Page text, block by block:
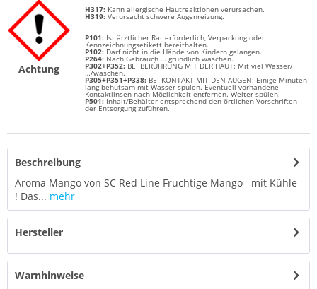
Achtung
H317: Kann allergische Hautreaktionen verursachen.
H319: Verursacht schwere Augenreizung.
P101: Ist ärztlicher Rat erforderlich, Verpackung oder
Kennzeichnungsetikett bereithalten.
P102: Darf nicht in die Hände von Kindern gelangen.
P264: Nach Gebrauch … gründlich waschen.
P302+P352: BEI BERÜHRUNG MIT DER HAUT: Mit viel Wasser/
…/waschen.
P305+P351+P338: BEI KONTAKT MIT DEN AUGEN: Einige Minuten
lang behutsam mit Wasser spülen. Eventuell vorhandene
Kontaktlinsen nach Möglichkeit entfernen. Weiter spülen.
P501: Inhalt/Behälter entsprechend den örtlichen Vorschriften
der Entsorgung zuführen.
Beschreibung
Aroma Mango von SC Red Line Fruchtige Mango mit Kühle
! Das... mehr
Hersteller
Warnhinweise